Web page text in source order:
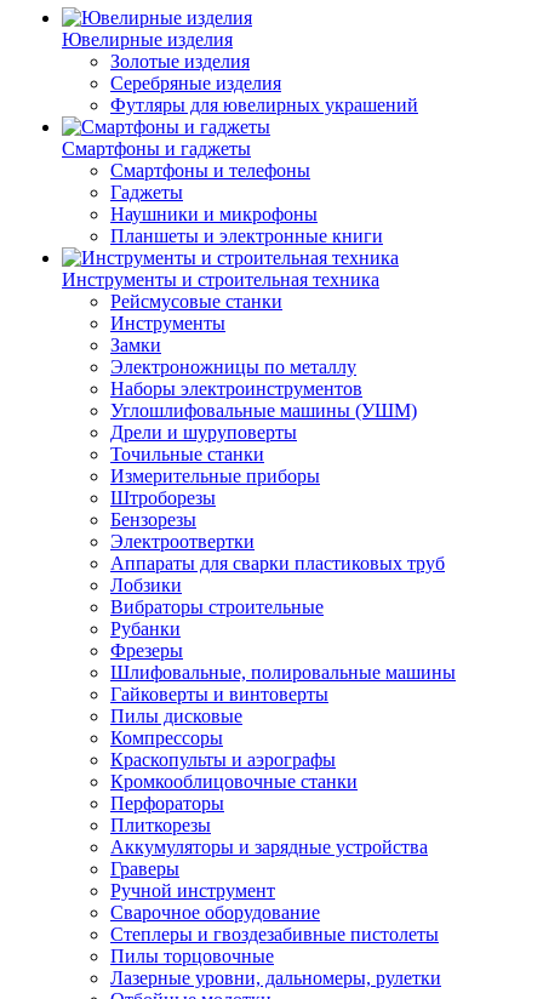
Ювелирные изделия
Золотые изделия
Серебряные изделия
Футляры для ювелирных украшений
Смартфоны и гаджеты
Смартфоны и телефоны
Гаджеты
Наушники и микрофоны
Планшеты и электронные книги
Инструменты и строительная техника
Рейсмусовые станки
Инструменты
Замки
Электроножницы по металлу
Наборы электроинструментов
Углошлифовальные машины (УШМ)
Дрели и шуруповерты
Точильные станки
Измерительные приборы
Штроборезы
Бензорезы
Электроотвертки
Аппараты для сварки пластиковых труб
Лобзики
Вибраторы строительные
Рубанки
Фрезеры
Шлифовальные, полировальные машины
Гайковерты и винтоверты
Пилы дисковые
Компрессоры
Краскопульты и аэрографы
Кромкооблицовочные станки
Перфораторы
Плиткорезы
Аккумуляторы и зарядные устройства
Граверы
Ручной инструмент
Сварочное оборудование
Степлеры и гвоздезабивные пистолеты
Пилы торцовочные
Лазерные уровни, дальномеры, рулетки